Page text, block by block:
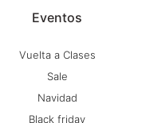
Eventos
Vuelta a Clases
Sale
Navidad
Black friday